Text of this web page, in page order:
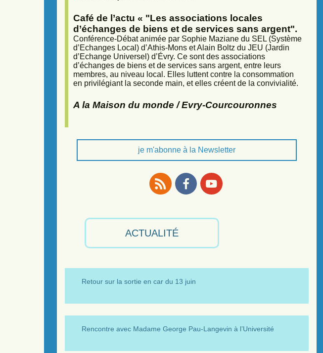
Café de l’actu « "Les associations locales
d’échanges de biens et de services sans argent".
Conférence-Débat animée par Sophie Maziane du SEL (Système
d’Echanges Local) d’Athis-Mons et Alain Boltz du JEU (Jardin
d’Echange Universel) d’Évry. Ce sont des associations
d’échanges de biens et de services sans argent, entre leurs
membres, au niveau local. Elles luttent contre la consommation
en privilégiant la seconde main, et elles créent de la convivialité.
A la Maison du monde / Evry-Courcouronnes
je m'abonne à la Newsletter
ACTUALITÉ
Retour sur la sortie en car du 13 juin
Rencontre avec Madame George Pau-Langevin à l’Université